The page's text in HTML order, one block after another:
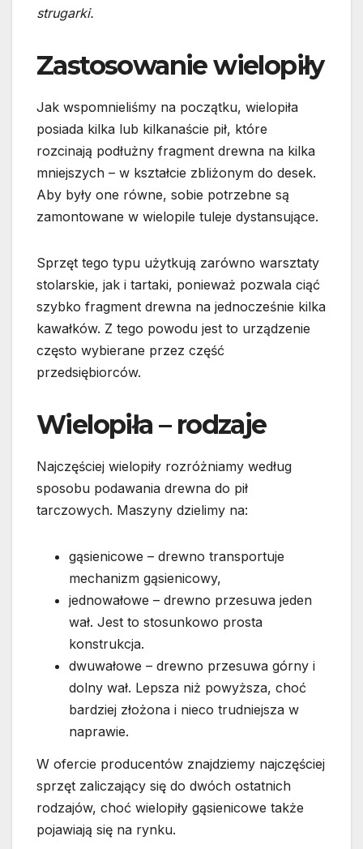
strugarki.
Zastosowanie wielopiły
Jak wspomnieliśmy na początku, wielopiła
posiada kilka lub kilkanaście pił, które
rozcinają podłużny fragment drewna na kilka
mniejszych – w kształcie zbliżonym do desek.
Aby były one równe, sobie potrzebne są
zamontowane w wielopile tuleje dystansujące.
Sprzęt tego typu użytkują zarówno warsztaty
stolarskie, jak i tartaki, ponieważ pozwala ciąć
szybko fragment drewna na jednocześnie kilka
kawałków. Z tego powodu jest to urządzenie
często wybierane przez część
przedsiębiorców.
Wielopiła – rodzaje
Najczęściej wielopiły rozróżniamy według
sposobu podawania drewna do pił
tarczowych. Maszyny dzielimy na:
gąsienicowe – drewno transportuje
mechanizm gąsienicowy,
jednowałowe – drewno przesuwa jeden
wał. Jest to stosunkowo prosta
konstrukcja.
dwuwałowe – drewno przesuwa górny i
dolny wał. Lepsza niż powyższa, choć
bardziej złożona i nieco trudniejsza w
naprawie.
W ofercie producentów znajdziemy najczęściej
sprzęt zaliczający się do dwóch ostatnich
rodzajów, choć wielopiły gąsienicowe także
pojawiają się na rynku.